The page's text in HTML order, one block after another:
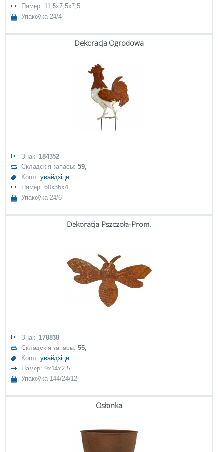
Памер: 11,5x7,5x7,5
Упакоўка 24/4
Dekoracja Ogrodowa
Знак: 184352
Складскія запасы:59,
Кошт:увайдзіце
Памер: 60x36x4
Упакоўка 24/6
Dekoracja Pszczoła-Prom.
Знак: 178838
Складскія запасы:55,
Кошт:увайдзіце
Памер: 9x14x2,5
Упакоўка 144/24/12
Osłonka